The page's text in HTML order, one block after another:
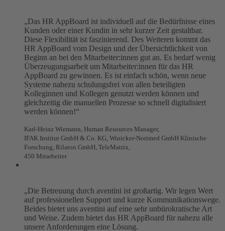
„Das HR AppBoard ist individuell auf die Bedürfnisse eines
Kunden oder einer Kundin in sehr kurzer Zeit gestaltbar.
Diese Flexibilität ist faszinierend. Des Weiteren kommt das
HR AppBoard vom Design und der Übersichtlichkeit von
Beginn an bei den Mitarbeiter:innen gut an. Es bedarf wenig
Überzeugungsarbeit um Mitarbeiter:innen für das HR
AppBoard zu gewinnen. Es ist einfach schön, wenn neue
Systeme nahezu schulungsfrei von allen beteiligten
Kolleginnen und Kollegen genutzt werden können und
gleichzeitig die manuellen Prozesse so schnell digitalisiert
werden können!“
Karl-Heinz Wiemann, Human Resources Manager,
IFAK Institut GmbH & Co. KG, Winicker-Norimed GmbH Klinische
Forschung, Rilaton GmbH, TeleMatrix,
450 Mitarbeiter
„Die Betreuung durch aventini ist großartig. Wir legen Wert
auf professionellen Support und kurze Kommunikationswege.
Beides bietet uns aventini auf eine sehr unbürokratische Art
und Weise. Zudem bietet das HR AppBoard für nahezu alle
unsere Anforderungen eine Lösung.